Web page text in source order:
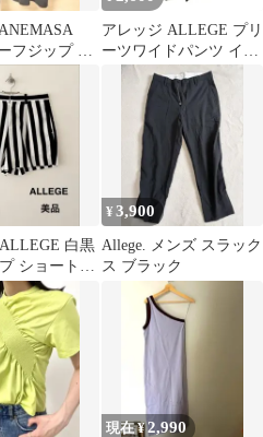
フジップ ポ
アレッジ ALLEGE プリ
ーツワイドパンツ イー
ジー 総柄 1 ブラック
ホワイト ライトブルー
AF17S-PT05 /CX ■OS
ALLEGE 白黒
ショートパ
イズ1
¥3,900
Allege. メンズ スラック
ス ブラック
現在 ¥2,990